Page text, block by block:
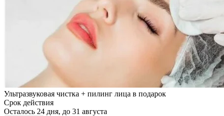
Ультразвуковая чистка + пилинг лица в подарок
Срок действия
Осталось 24 дня, до 31 августа